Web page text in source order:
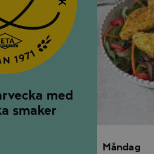
med
smaker
Måndag